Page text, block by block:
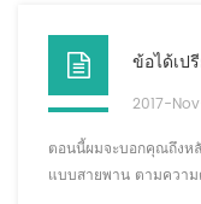
2017-
ตอนนี้ผมจะบอกคุณถึงหลั
แบบสายพาน ตามความ